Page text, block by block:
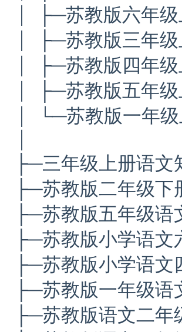
│ │ ├─苏教版六年级
│ │ ├─苏教版三年级
│ │ ├─苏教版四年级
│ │ ├─苏教版五年级
│ │ └─苏教版一年级
│ ├─三年级上册语文
│ ├─苏教版二年级下
│ ├─苏教版五年级语
│ ├─苏教版小学语文
│ ├─苏教版小学语文
│ ├─苏教版一年级语
│ ├─苏教版语文二年